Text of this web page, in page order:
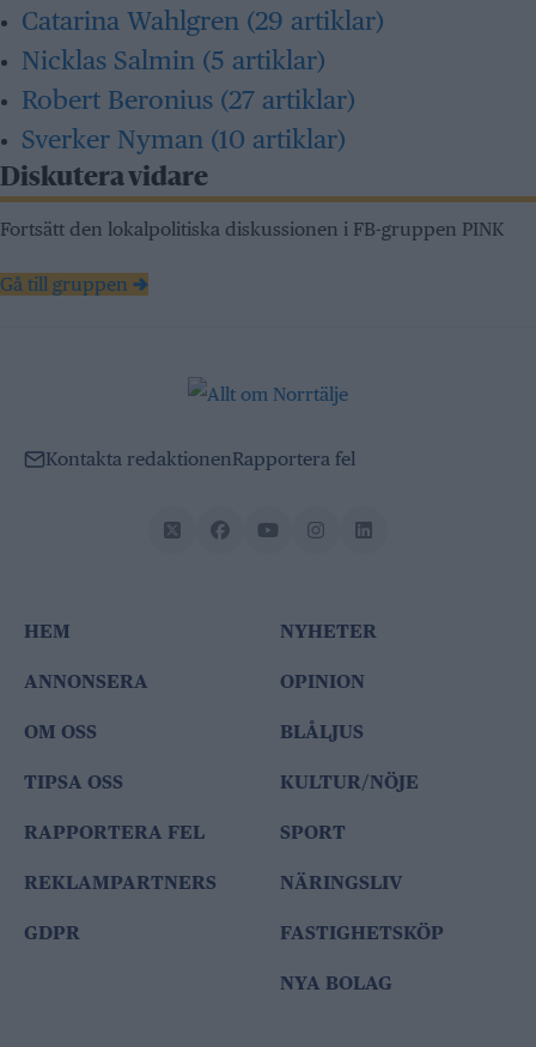
Catarina Wahlgren (29 artiklar)
Nicklas Salmin (5 artiklar)
Robert Beronius (27 artiklar)
Sverker Nyman (10 artiklar)
Diskutera vidare
Fortsätt den lokalpolitiska diskussionen i FB-gruppen PINK
Gå till gruppen →
Kontakta redaktionenRapportera fel
HEM
ANNONSERA
OM OSS
TIPSA OSS
RAPPORTERA FEL
REKLAMPARTNERS
GDPR
NYHETER
OPINION
BLÅLJUS
KULTUR/NÖJE
SPORT
NÄRINGSLIV
FASTIGHETSKÖP
NYA BOLAG